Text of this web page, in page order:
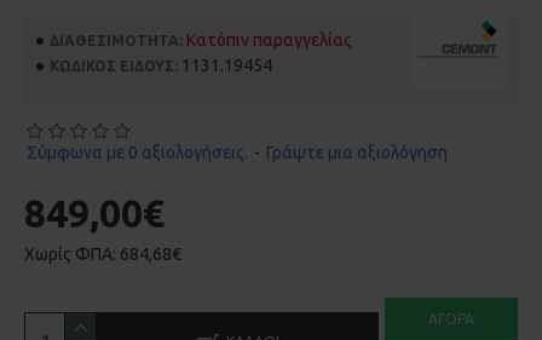
ΔΙΑΘΕΣΙΜΌΤΗΤΑ: Κατόπιν παραγγελίας
ΚΩΔΙΚΌΣ ΕΊΔΟΥΣ: 1131.19454
Σύμφωνα με 0 αξιολογήσεις. - Γράψτε μια αξιολόγηση
849,00€
Χωρίς ΦΠΑ: 684,68€
ΑΓΟΡΆ